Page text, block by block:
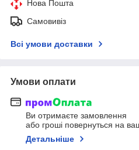
Нова Пошта
Самовивіз
Всі умови доставки
Умови оплати
Ви отримаєте замовлення
або гроші повернуться на
Детальніше